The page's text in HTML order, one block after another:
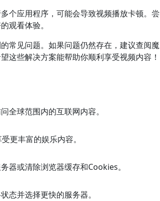
个应用程序，可能会导致视频播放卡顿。尝
观看体验。
常见问题。如果问题仍然存在，建议查阅魔
这些解决方案能帮助你顺利享受视频内容！
全球范围内的互联网内容。
更丰富的娱乐内容。
器或清除浏览器缓存和Cookies。
态并选择更快的服务器。